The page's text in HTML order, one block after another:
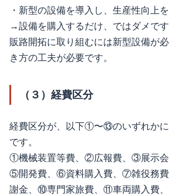
・新型の設備を導入し、生産性向上
→設備を購入するだけ、ではダメです
販路開拓に取り組むには新型設備が
き方の工夫が必要です。
（３）経費区分
経費区分が、以下①〜⑬のいずれか
です。
①機械装置等費、②広報費、③展示会
⑤開発費、⑥資料購入費、⑦雑役務
謝金、⑩専門家旅費、⑪車両購入費